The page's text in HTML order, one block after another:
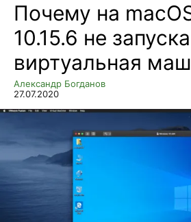
Почему на
10.15.6 не
виртуальная
Александр Богданов
27.07.2020